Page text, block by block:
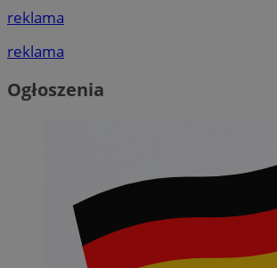
reklama
reklama
Ogłoszenia